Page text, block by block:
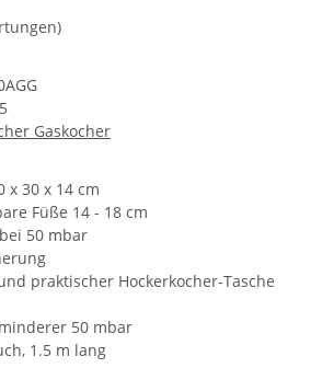
Gaskocher
x 30 x 14 cm
Füße 14 - 18 cm
50 mbar
praktischer Hockerkocher-Tasche
50 mbar
1.5 m lang